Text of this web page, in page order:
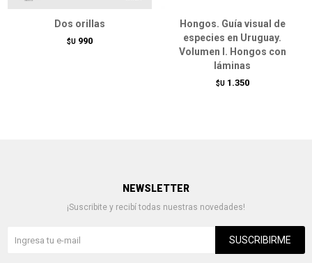
Dos orillas
$U 990
Hongos. Guía visual de
especies en Uruguay.
Volumen I. Hongos con
láminas
$U 1.350
NEWSLETTER
¡Suscribite y recibí todas nuestras novedades!
SUSCRIBIRME